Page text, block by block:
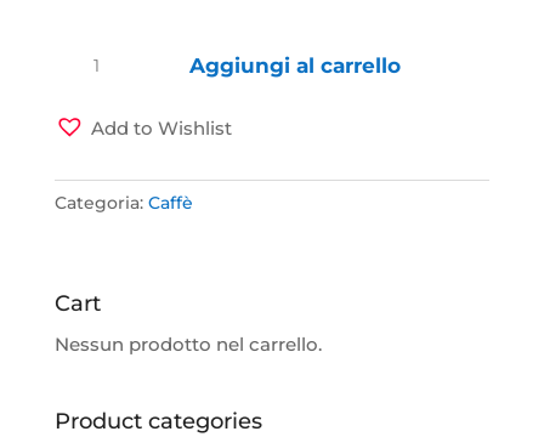
capsule
Nespresso®
(Oro
di
Aggiungi al carrello
Add to Wishlist
Categoria: Caffè
Cart
Nessun prodotto nel carrello.
Product categories